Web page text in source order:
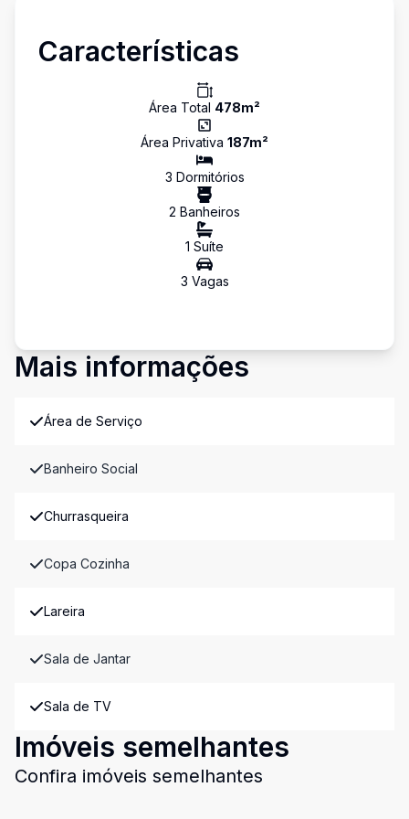
Características
Área Total 478m²
Área Privativa 187m²
3 Dormitórios
2 Banheiros
1 Suíte
3 Vagas
Mais informações
Área de Serviço
Banheiro Social
Churrasqueira
Copa Cozinha
Lareira
Sala de Jantar
Sala de TV
Imóveis semelhantes
Confira imóveis semelhantes